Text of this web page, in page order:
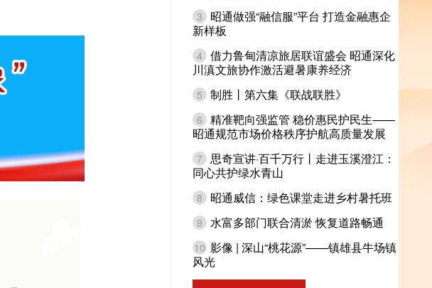
3
昭通做强“融信服”平台 打造金融惠企
新样板
4 借力鲁甸清凉旅居联谊盛会 昭通深化
川滇文旅协作激活避暑康养经济
5 制胜丨第六集《联战联胜》
6 精准靶向强监管 稳价惠民护民生——
昭通规范市场价格秩序护航高质量发展
7 思奇宣讲·百千万行丨走进玉溪澄江：
同心共护绿水青山
8 昭通威信：绿色课堂走进乡村暑托班
9 水富多部门联合清淤 恢复道路畅通
10 影像 | 深山“桃花源”——镇雄县牛场镇
风光